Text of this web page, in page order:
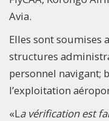
Avia.
Elles sont soumises
structures
personnel navigant;
l’exploitation
«La vérification est